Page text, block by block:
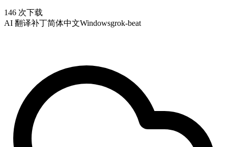
146 次下载
AI 翻译补丁简体中文Windowsgrok-beat